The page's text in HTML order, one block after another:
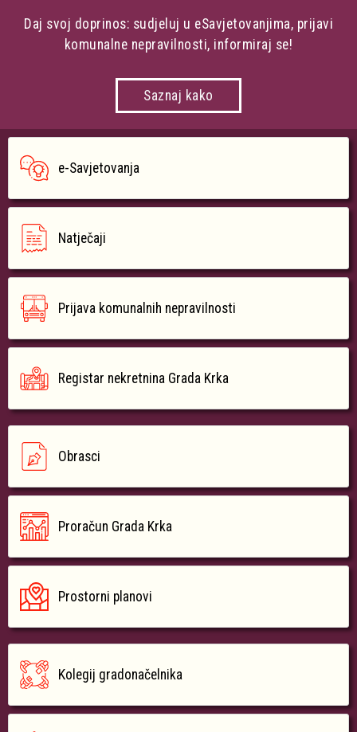
Daj svoj doprinos: sudjeluj u eSavjetovanjima, prijavi
komunalne nepravilnosti, informiraj se!
Saznaj kako
e-Savjetovanja
Natječaji
Prijava komunalnih nepravilnosti
Registar nekretnina Grada Krka
Obrasci
Proračun Grada Krka
Prostorni planovi
Kolegij gradonačelnika